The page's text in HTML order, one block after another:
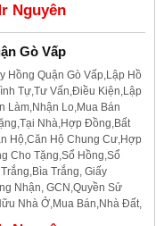
Nguyên
Gò Vấp
Hồng Quận Gò Vấp,Lập Hồ
Tự,Tư Vấn,Điều Kiện,Lập
Làm,Nhận Lo,Mua Bán
Nhà,Hợp Đồng,Bất
Hộ,Căn Hộ Chung Cư,Hợp
Cho Tặng,Sổ Hồng,Sổ
Trắng, Giấy
Nhận, GCN,Quyền Sử
Nhà Ở,Mua Bán,Nhà Đất,